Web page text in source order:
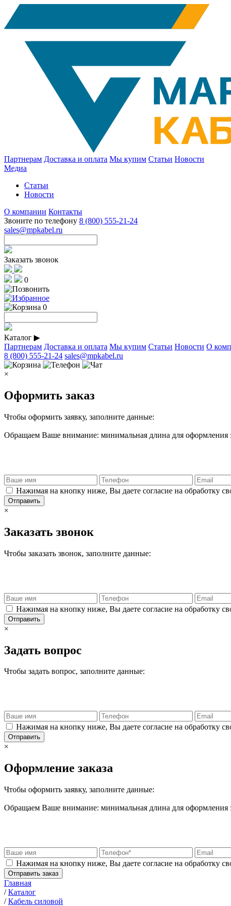
Партнерам Доставка и оплата Мы купим Статьи Новости
Медиа
Статьи
Новости
О компании Контакты
Звоните по телефону 8 (800) 555-21-24
sales@mpkabel.ru
Заказать звонок
0
0
Каталог ▶
Партнерам Доставка и оплата Мы купим Статьи Новости О
8 (800) 555-21-24 sales@mpkabel.ru
×
Оформить заказ
Чтобы оформить заявку, заполните данные:
Обращаем Ваше внимание: минимальная длина для оформления
Нажимая на кнопку ниже, Вы даете согласие на обработку
Отправить
×
Заказать звонок
Чтобы заказать звонок, заполните данные:
Нажимая на кнопку ниже, Вы даете согласие на обработку
Отправить
×
Задать вопрос
Чтобы задать вопрос, заполните данные:
Нажимая на кнопку ниже, Вы даете согласие на обработку
Отправить
×
Оформление заказа
Чтобы оформить заявку, заполните данные:
Обращаем Ваше внимание: минимальная длина для оформления
Нажимая на кнопку ниже, Вы даете согласие на обработку
Отправить заказ
Главная
/Каталог
/Кабель силовой